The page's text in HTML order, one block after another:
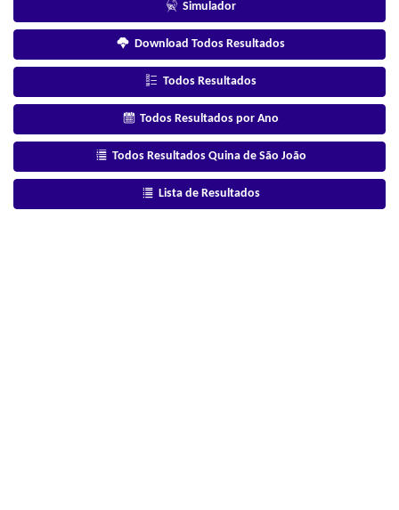
Simulador
Download Todos Resultados
Todos Resultados
Todos Resultados por Ano
Todos Resultados Quina de São João
Lista de Resultados